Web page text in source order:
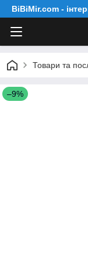
BiBiMir.com -
Товари та
–9%